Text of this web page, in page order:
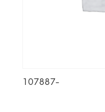
107887-